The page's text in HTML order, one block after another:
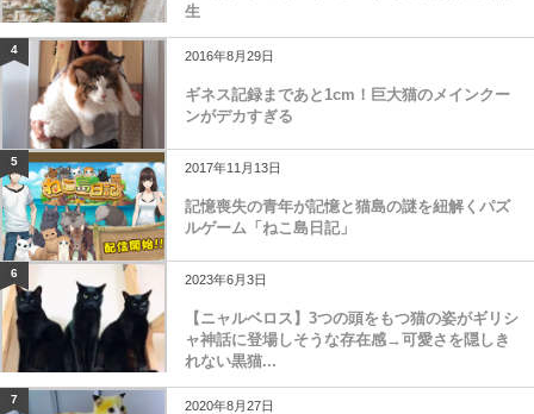
生
4 2016年8月29日
ギネス記録まであと1cm！巨大猫のメインクー
ンがデカすぎる
5 2017年11月13日
記憶喪失の青年が記憶と猫島の謎を紐解くパズ
ルゲーム「ねこ島日記」
6 2023年6月3日
【ニャルベロス】3つの頭をもつ猫の姿がギリシ
ャ神話に登場しそうな存在感→可愛さを隠しき
れない黒猫...
7 2020年8月27日